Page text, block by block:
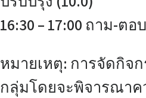
16:30 – 17:00 ถาม-ตอบ
หมายเหตุ: การจัดกิจ
กลุ่มโดยจะพิจารณาค